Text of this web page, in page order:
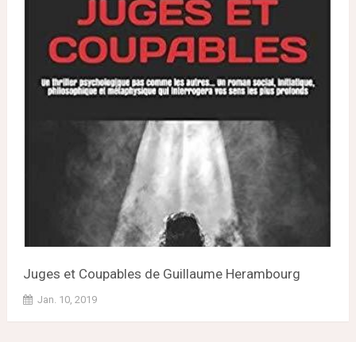
Juges et Coupables de Guillaume Herambourg
Jan. 10, 2019